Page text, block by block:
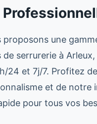
proposons une
de serrurerieà Arleux
24 et 7j/7. Profitez
et de notre
pour tous vos